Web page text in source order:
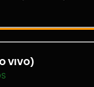
VIVO)